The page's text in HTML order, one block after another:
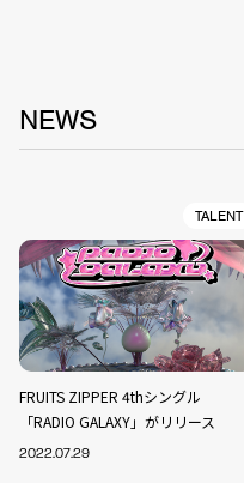
NEWS
TALENT
FRUITS ZIPPER 4thシングル
「RADIO GALAXY」がリリース
2022.07.29